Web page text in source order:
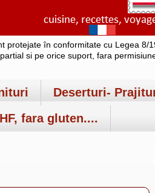
în conformitate cu Legea 8/
si pe orice suport, fara
Deserturi-
fara gluten....